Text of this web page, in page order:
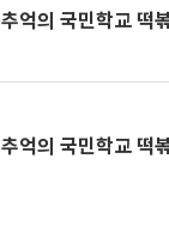
추억의 국민학교 떡
추억의 국민학교 떡